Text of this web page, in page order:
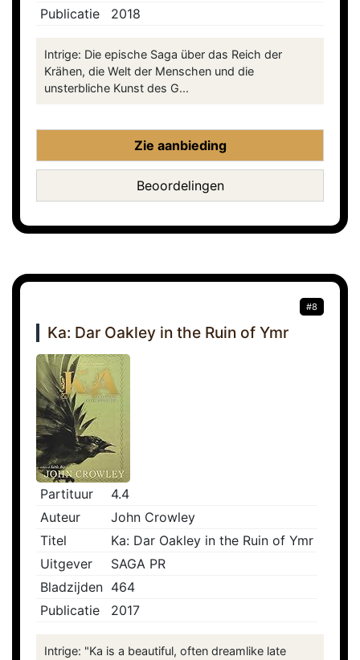
Publicatie
2018
Intrige: Die epische Saga über das Reich der
Krähen, die Welt der Menschen und die
unsterbliche Kunst des G...
Zie aanbieding
Beoordelingen
#8
Ka: Dar Oakley in the Ruin of Ymr
Partituur
4.4
Auteur
John Crowley
Titel
Ka: Dar Oakley in the Ruin of Ymr
Uitgever
SAGA PR
Bladzijden 464
Publicatie
2017
Intrige: "Ka is a beautiful, often dreamlike late